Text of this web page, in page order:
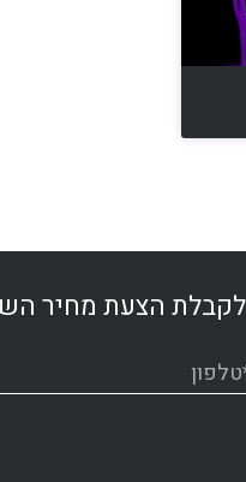
לקבלת הצעת מחיר